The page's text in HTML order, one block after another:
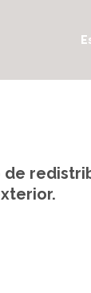
de